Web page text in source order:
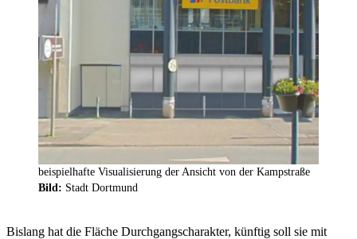
beispielhafte Visualisierung der Ansicht von der Kampstraße
Bild: Stadt Dortmund
Bislang hat die Fläche Durchgangscharakter, künftig soll sie mit